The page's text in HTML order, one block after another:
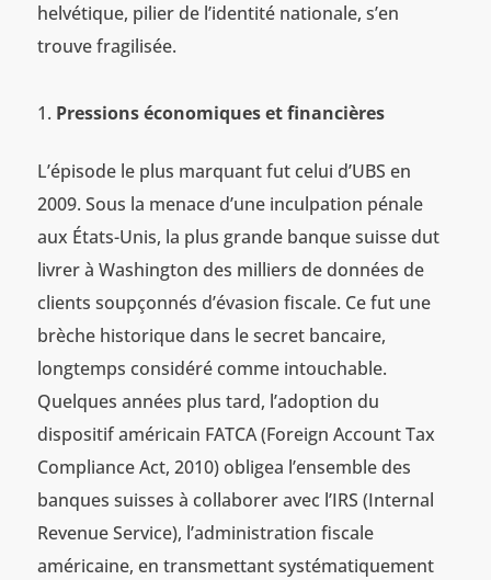
helvétique, pilier de l’identité nationale, s’en
trouve fragilisée.
Pressions économiques et financières
L’épisode le plus marquant fut celui d’UBS en
2009. Sous la menace d’une inculpation pénale
aux États-Unis, la plus grande banque suisse dut
livrer à Washington des milliers de données de
clients soupçonnés d’évasion fiscale. Ce fut une
brèche historique dans le secret bancaire,
longtemps considéré comme intouchable.
Quelques années plus tard, l’adoption du
dispositif américain FATCA (Foreign Account Tax
Compliance Act, 2010) obligea l’ensemble des
banques suisses à collaborer avec l’IRS (Internal
Revenue Service), l’administration fiscale
américaine, en transmettant systématiquement